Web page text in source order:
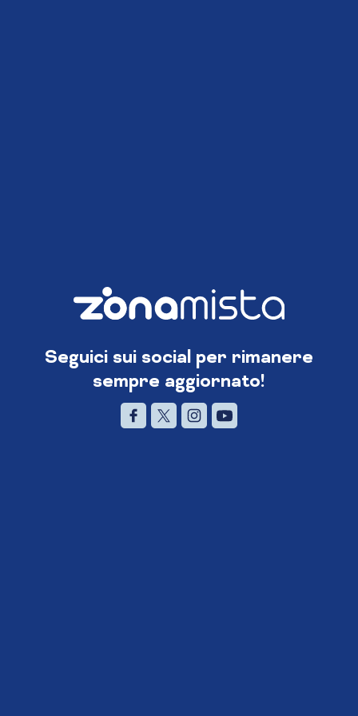
Seguici sui social per rimanere
sempre aggiornato!